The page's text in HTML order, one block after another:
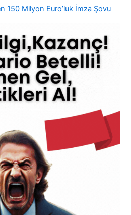
150 Milyon Euro’luk İmza Şovu